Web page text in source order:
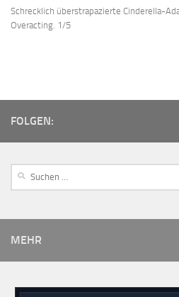
Schrecklich überstrapazierte Cinderella-
Overacting. 1/5
FOLGEN:
MEHR